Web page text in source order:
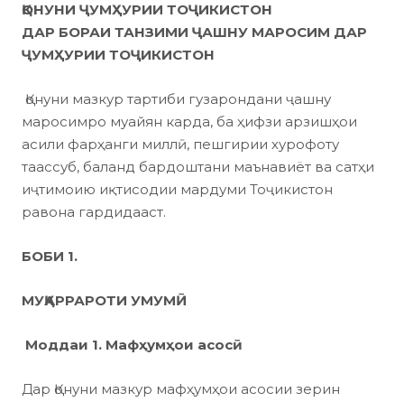
ҚОНУНИ ҶУМҲУРИИ ТОҶИКИСТОН
ДАР БОРАИ ТАНЗИМИ ҶАШНУ МАРОСИМ ДАР
ҶУМҲУРИИ ТОҶИКИСТОН
Қонуни мазкур тартиби гузарондани ҷашну
маросимро муайян карда, ба ҳифзи арзишҳои
асили фарҳанги миллӣ, пешгирии хурофоту
таассуб, баланд бардоштани маънавиёт ва сатҳи
иҷтимоию иқтисодии мардуми Тоҷикистон
равона гардидааст.
БОБИ 1.
МУҚАРРАРОТИ УМУМӢ
Моддаи 1. Мафҳумҳои асосӣ
Дар Қонуни мазкур мафҳумҳои асосии зерин